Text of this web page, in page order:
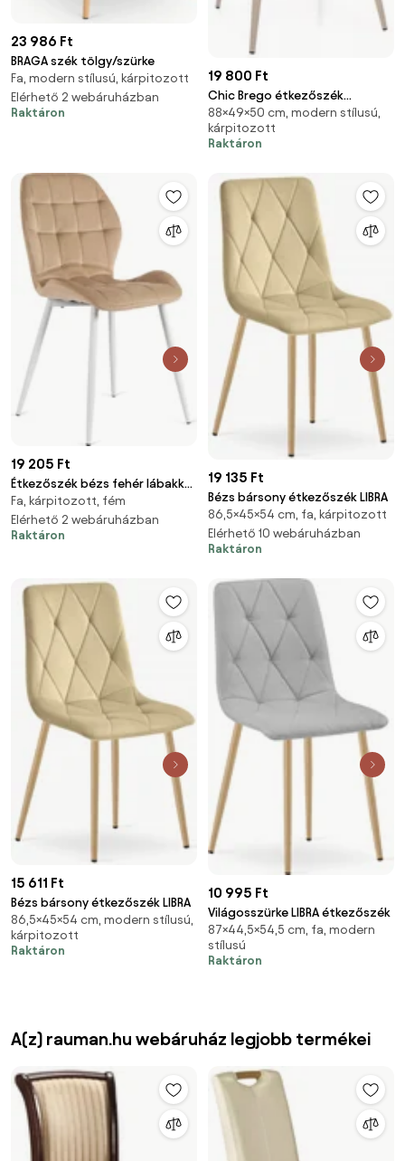
23 986 Ft
BRAGA szék tölgy/szürke
Fa, modern stílusú, kárpitozott
Elérhető 2 webáruházban
Raktáron
19 800 Ft
Chic Brego étkezőszék
kasmír/bézs
88×49×50 cm, modern stílusú,
kárpitozott
Raktáron
19 205 Ft
Étkezőszék bézs fehér lábakkal
bársony LUCKY
Fa, kárpitozott, fém
Elérhető 2 webáruházban
Raktáron
19 135 Ft
Bézs bársony étkezőszék LIBRA
86,5×45×54 cm, fa, kárpitozott
Elérhető 10 webáruházban
Raktáron
15 611 Ft
Bézs bársony étkezőszék LIBRA
86,5×45×54 cm, modern stílusú,
kárpitozott
Raktáron
10 995 Ft
Világosszürke LIBRA étkezőszék
87×44,5×54,5 cm, fa, modern
stílusú
Raktáron
A(z) rauman.hu webáruház legjobb termékei